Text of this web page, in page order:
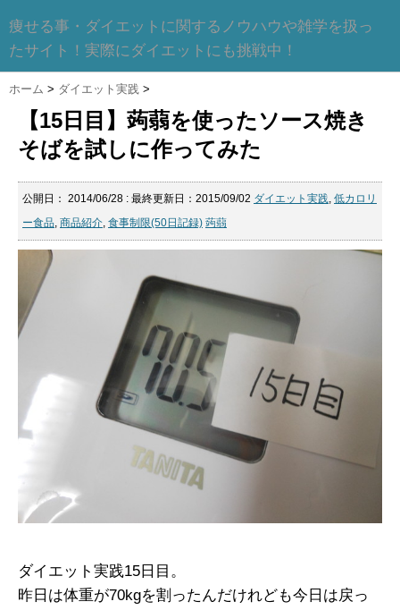
痩せる事・ダイエットに関するノウハウや雑学を扱っ
たサイト！実際にダイエットにも挑戦中！
ホーム > ダイエット実践 >
【15日目】蒟蒻を使ったソース焼き
そばを試しに作ってみた
公開日： 2014/06/28 : 最終更新日：2015/09/02 ダイエット実践, 低カロリ
ー食品, 商品紹介, 食事制限(50日記録) 蒟蒻
ダイエット実践15日目。
昨日は体重が70kgを割ったんだけれども今日は戻っ